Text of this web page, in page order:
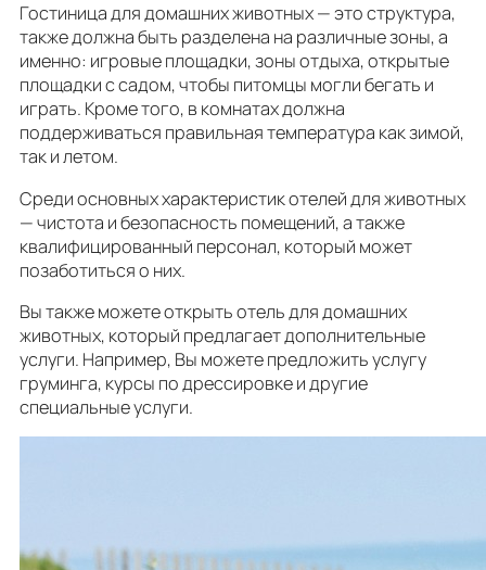
Гостиница для домашних животных — это структура,
также должна быть разделена на различные зоны, а
именно: игровые площадки, зоны отдыха, открытые
площадки с садом, чтобы питомцы могли бегать и
играть. Кроме того, в комнатах должна
поддерживаться правильная температура как зимой,
так и летом.
Среди основных характеристик отелей для животных
— чистота и безопасность помещений, а также
квалифицированный персонал, который может
позаботиться о них.
Вы также можете открыть отель для домашних
животных, который предлагает дополнительные
услуги. Например, Вы можете предложить услугу
груминга, курсы по дрессировке и другие
специальные услуги.